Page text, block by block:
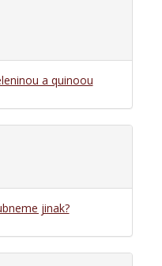
a quinoou
jinak?